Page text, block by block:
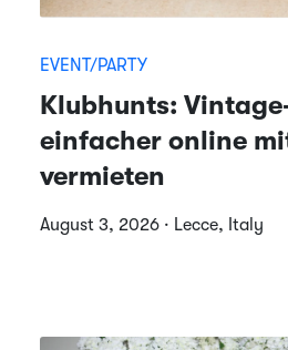
EVENT/PARTY
Klubhunts:
einfacher online
vermieten
August 3, 2026 · Lecce, Italy